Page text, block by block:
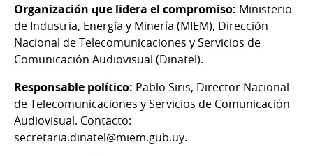
Organización que lidera el compromiso: Ministerio
de Industria, Energía y Minería (MIEM), Dirección
Nacional de Telecomunicaciones y Servicios de
Comunicación Audiovisual (Dinatel).
Responsable político: Pablo Siris, Director Nacional
de Telecomunicaciones y Servicios de Comunicación
Audiovisual. Contacto:
secretaria.dinatel@miem.gub.uy.